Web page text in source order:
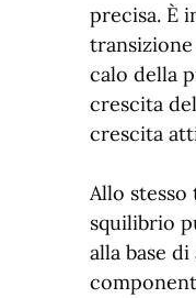
precisa. È
calo della
crescita
crescita
Allo
squilibrio
alla base